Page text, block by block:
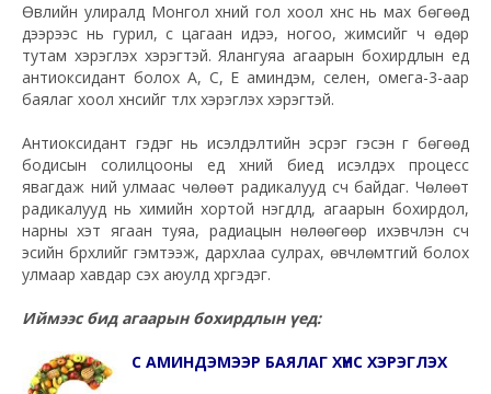
Өвлийн улиралд Монгол хүний гол хоол хүнс нь мах бөгөөд
дээрээс нь гурил, сүү цагаан идээ, ногоо, жимсийг ч өдөр
тутам хэрэглэх хэрэгтэй. Ялангуяа агаарын бохирдлын үед
антиоксидант болох А, С, Е аминдэм, селен, омега-3-аар
баялаг хоол хүнсийг түлхүү хэрэглэх хэрэгтэй.
Антиоксидант гэдэг нь исэлдэлтийн эсрэг гэсэн үг бөгөөд
бодисын солилцооны үед хүний биед исэлдэх процесс
явагдаж үүний улмаас чөлөөт радикалууд үүсч байдаг. Чөлөөт
радикалууд нь химийн хортой нэгдлүүд, агаарын бохирдол,
нарны хэт ягаан туяа, радиацын нөлөөгөөр ихэвчлэн үүсч
эсийн бүрхүүлийг гэмтээж, дархлаа сулрах, өвчлөмтгий болох
улмаар хавдар үүсэх аюулд хүргэдэг.
Иймээс бид агаарын бохирдлын үед:
С АМИНДЭМЭЭР БАЯЛАГ ХҮНС ХЭРЭГЛЭХ